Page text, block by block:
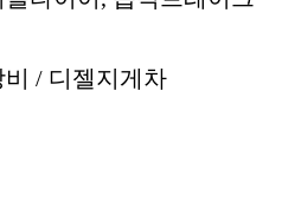
/ 디젤지게차